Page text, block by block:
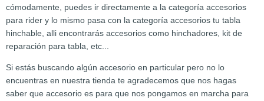
cómodamente, puedes ir directamente a la categoría accesorios
para rider y lo mismo pasa con la categoría accesorios tu tabla
hinchable, alli encontrarás accesorios como hinchadores, kit de
reparación para tabla, etc...
Si estás buscando algún accesorio en particular pero no lo
encuentras en nuestra tienda te agradecemos que nos hagas
saber que accesorio es para que nos pongamos en marcha para